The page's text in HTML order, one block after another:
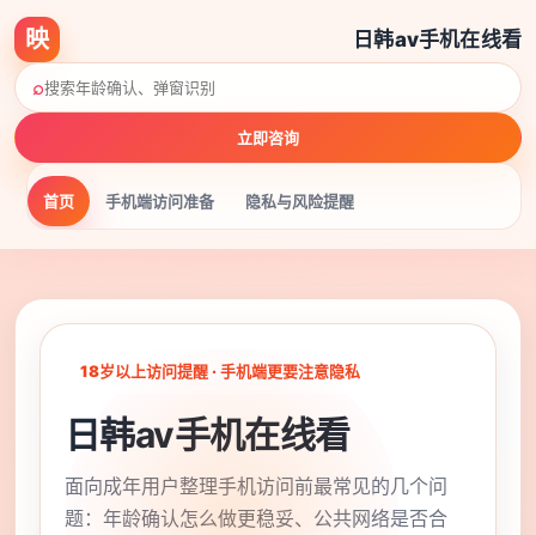
映 日韩av手机在线看
首页 手机端访问准备 隐私与风险提醒
⌕
立即咨询
18岁以上访问提醒 · 手机端更要注意隐私
日韩av手机在线看
面向成年用户整理手机访问前最常见的几个问
题：年龄确认怎么做更稳妥、公共网络是否合